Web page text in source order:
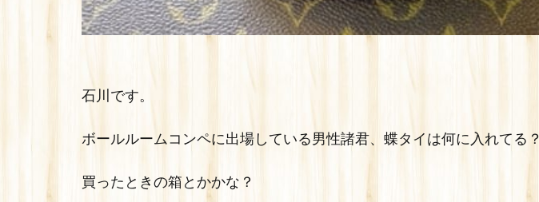
石川です。
ボールルームコンペに出場している男性諸君、蝶タイは何に入れてる？
買ったときの箱とかかな？